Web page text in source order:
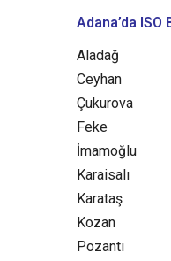
Adana’da
Aladağ
Ceyhan
Çukurova
Feke
İmamoğlu
Karaisalı
Karataş
Kozan‎
Pozantı‎